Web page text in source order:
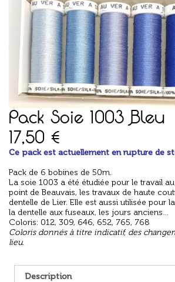
Pack Soie 1003 Bleu
17,50 €
Ce pack est actuellement en rupture de
Pack de 6 bobines de 50m.
La soie 1003 a été étudiée pour le travail
point de Beauvais, les travaux de haute
dentelle de Lier. Elle est aussi utilisée pour
la dentelle aux fuseaux, les jours anciens…
Coloris: 012, 309, 646, 652, 765, 768
Coloris donnés à titre indicatif, des
lieu.
Description